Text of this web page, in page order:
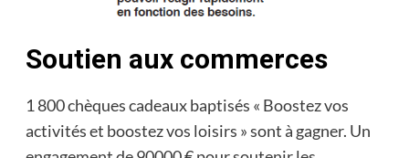
Soutien aux commerces
1 800 chèques cadeaux baptisés « Boostez vos
activités et boostez vos loisirs » sont à gagner. Un